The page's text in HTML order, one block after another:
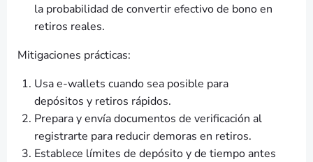
la probabilidad de convertir efectivo de bono en
retiros reales.
Mitigaciones prácticas:
Usa e-wallets cuando sea posible para
depósitos y retiros rápidos.
Prepara y envía documentos de verificación al
registrarte para reducir demoras en retiros.
Establece límites de depósito y de tiempo antes